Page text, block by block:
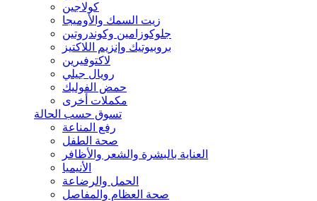
كولاجين
زيت السمك والأوميجا
جلوكوزامين وكوندروتين
بروبيوتيك وإنزيم اللاكتيز
لاكتوفيرين
رويال جيلي
حمض الفوليك
مكملات أخرى
تسوق حسب الحالة
رفع المناعة
صحة الطفل
العناية بالبشرة والشعر والأظافر
الأنيميا
الحمل والرضاعة
صحة العظام والمفاصل